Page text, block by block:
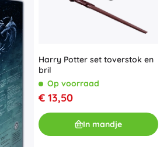
Harry Potter set toverstok en
bril
Op voorraad
€ 13,50
In mandje